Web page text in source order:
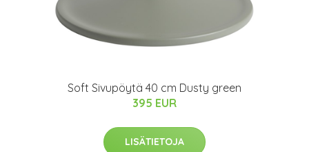
Soft Sivupöytä 40 cm Dusty green
395 EUR
LISÄTIETOJA